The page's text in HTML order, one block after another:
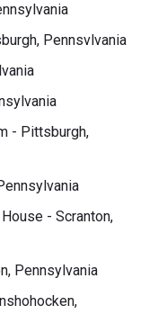
Pennsvlvania
- Pittsburgh,
- Scranton,
Pennsylvania